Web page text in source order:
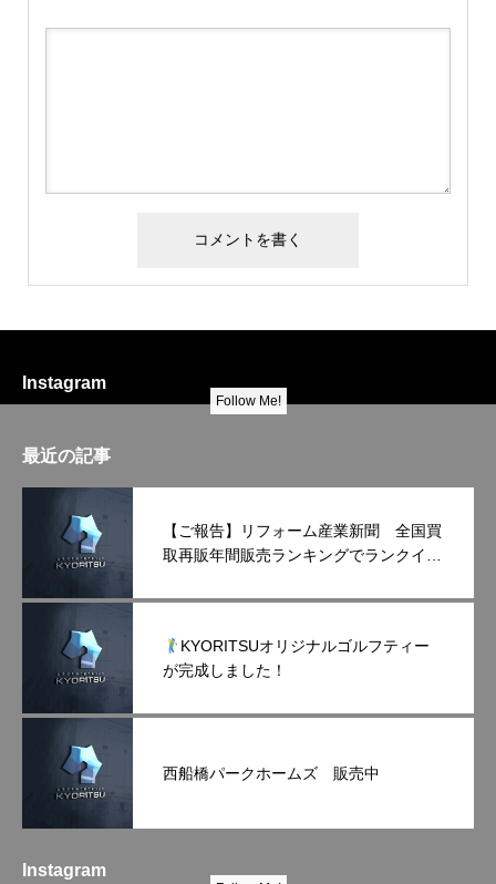
Instagram
Follow Me!
最近の記事
【ご報告】リフォーム産業新聞 全国買
取再販年間販売ランキングでランクイン
KYORITSUオリジナルゴルフティー
が完成しました！
西船橋パークホームズ 販売中
Instagram